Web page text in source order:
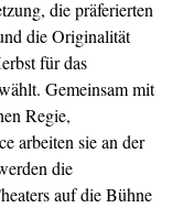
die präferierten
die Originalität
für das
Gemeinsam mit
Regie,
arbeiten sie an der
die
auf die Bühne